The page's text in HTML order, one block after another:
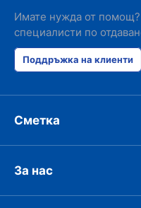
Имате нужда от
специалисти по
Поддръжка на клиенти
Сметка
За нас